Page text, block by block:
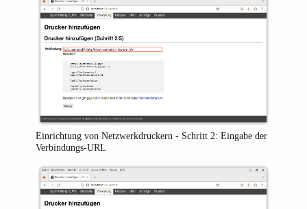
Einrichtung von Netzwerkdruckern - Schritt 2: Eingabe der
Verbindungs-URL